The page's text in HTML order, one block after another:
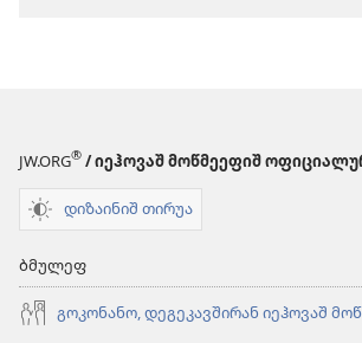
JW.ORG® / იეჰოვაშ მოწმეეფიშ
დიზაინიშ თირუა
ბმულეფ
გოკონანო, დეგეკავშირან იეჰოვაშ